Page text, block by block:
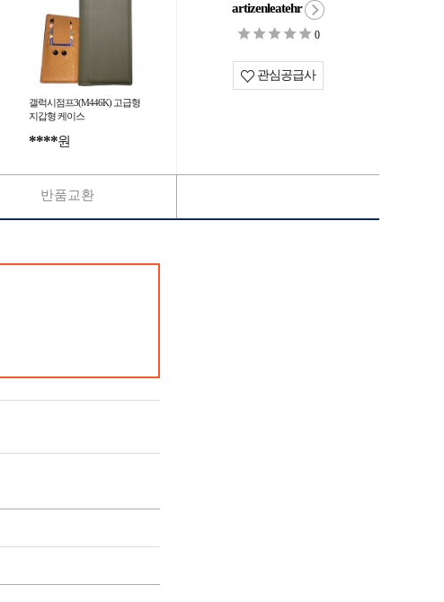
갤럭시점프3(M446K) 고급형
지갑형 케이스
****원
artizenleatehr
0
관심공급사
반품교환